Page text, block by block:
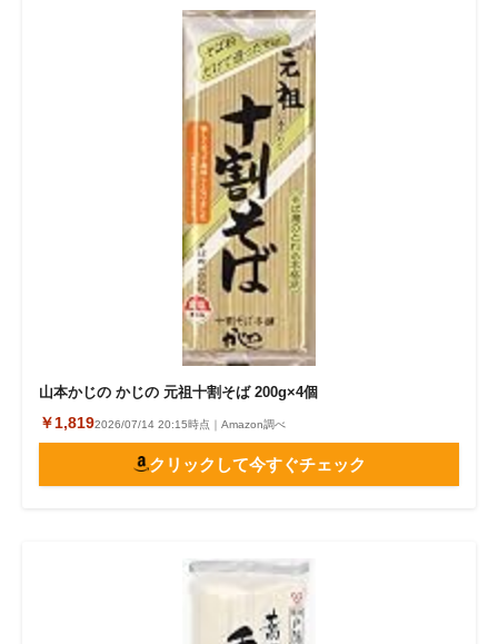
山本かじの かじの 元祖十割そば 200g×4個
￥1,8192026/07/14 20:15時点｜Amazon調べ
クリックして今すぐチェック